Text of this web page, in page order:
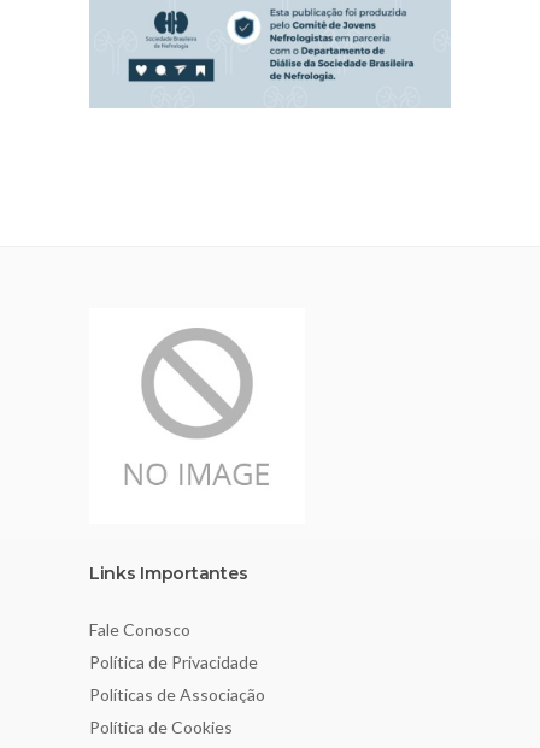
Links Importantes
Fale Conosco
Política de Privacidade
Políticas de Associação
Política de Cookies